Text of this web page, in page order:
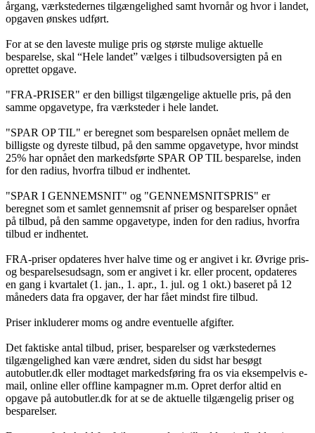
årgang, værkstedernes tilgængelighed samt hvornår og hvor i landet,
opgaven ønskes udført.
For at se den laveste mulige pris og største mulige aktuelle
besparelse, skal “Hele landet” vælges i tilbudsoversigten på en
oprettet opgave.
"FRA-PRISER" er den billigst tilgængelige aktuelle pris, på den
samme opgavetype, fra værksteder i hele landet.
"SPAR OP TIL" er beregnet som besparelsen opnået mellem de
billigste og dyreste tilbud, på den samme opgavetype, hvor mindst
25% har opnået den markedsførte SPAR OP TIL besparelse, inden
for den radius, hvorfra tilbud er indhentet.
"SPAR I GENNEMSNIT" og "GENNEMSNITSPRIS" er
beregnet som et samlet gennemsnit af priser og besparelser opnået
på tilbud, på den samme opgavetype, inden for den radius, hvorfra
tilbud er indhentet.
FRA-priser opdateres hver halve time og er angivet i kr. Øvrige pris-
og besparelsesudsagn, som er angivet i kr. eller procent, opdateres
en gang i kvartalet (1. jan., 1. apr., 1. jul. og 1 okt.) baseret på 12
måneders data fra opgaver, der har fået mindst fire tilbud.
Priser inkluderer moms og andre eventuelle afgifter.
Det faktiske antal tilbud, priser, besparelser og værkstedernes
tilgængelighed kan være ændret, siden du sidst har besøgt
autobutler.dk eller modtaget markedsføring fra os via eksempelvis e-
mail, online eller offline kampagner m.m. Opret derfor altid en
opgave på autobutler.dk for at se de aktuelle tilgængelig priser og
besparelser.